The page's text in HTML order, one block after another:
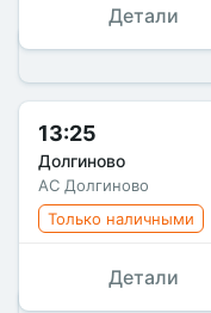
Детали
13:25
Долгиново
АС Долгиново
Только наличными
Детали